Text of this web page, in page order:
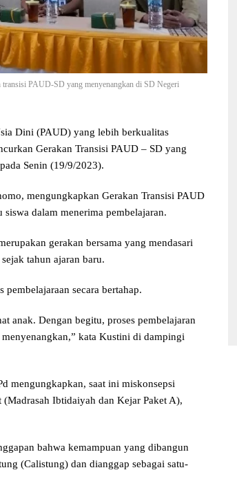
PAUD-SD yang menyenangkan di SD Negeri
Dini (PAUD) yang lebih berkualitas
Gerakan Transisi PAUD – SD yang
Senin (19/9/2023).
mengungkapkan Gerakan Transisi PAUD
dalam menerima pembelajaran.
gerakan bersama yang mendasari
tahun ajaran baru.
secara bertahap.
anak. Dengan begitu, proses pembelajaran
kata Kustini di dampingi
mengungkapkan, saat ini miskonsepsi
Ibtidaiyah dan Kejar Paket A),
bahwa kemampuan yang dibangun
(Calistung) dan dianggap sebagai satu-